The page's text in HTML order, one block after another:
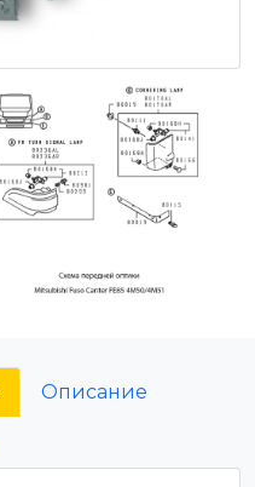
Описание